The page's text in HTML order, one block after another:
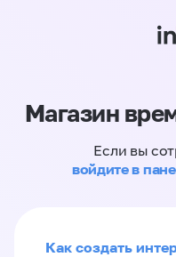
Магазин
Если вы
войдите в
Как создать